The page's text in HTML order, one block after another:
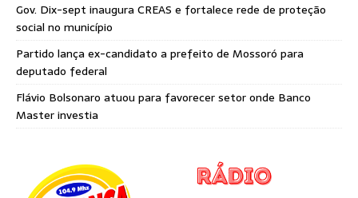
Gov. Dix-sept inaugura CREAS e fortalece rede de proteção
social no município
Partido lança ex-candidato a prefeito de Mossoró para
deputado federal
Flávio Bolsonaro atuou para favorecer setor onde Banco
Master investia